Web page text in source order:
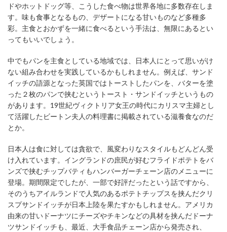
ドやホットドッグ等、こうした食べ物は世界各地に多数存在しま
す。味も食事となるもの、デザートになる甘いものなど多種多
彩。主食とおかずを一緒に食べるという手法は、無限にあるとい
ってもいいでしょう。
中でもパンを主食としている地域では、日本人にとって思いがけ
ない組み合わせを実践しているかもしれません。例えば、サンド
イッチの語源となった英国ではトーストしたパンを、バターを塗
った２枚のパンで挟むというトースト・サンドイッチというもの
があります。19世紀ヴィクトリア女王の時代にカリスマ主婦とし
て活躍したビートン夫人の料理書に掲載されている滋養食なのだ
とか。
日本人は食に対しては貪欲で、風変わりなスタイルもどんどん受
け入れています。イングランドの庶民が好むフライドポテトをバ
ンズで挟むチップバティもハンバーガーチェーン店のメニューに
登場。期間限定でしたが、一部で好評だったという話ですから、
そのうちアイルランドで人気のあるポテトチップスを挟んだクリ
スプサンドイッチが日本上陸を果たすかもしれません。アメリカ
由来の甘いドーナツにチーズやチキンなどの具材を挟んだドーナ
ツサンドイッチも、最近、大手食品チェーン店から発売され、